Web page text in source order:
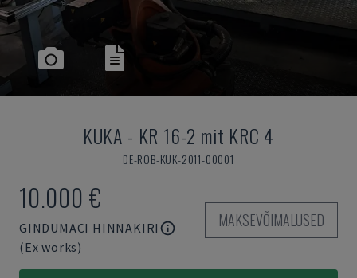
KUKA - KR 16-2 mit KRC 4
DE-ROB-KUK-2011-00001
10.000 €
GINDUMACI HINNAKIRI
(Ex works)
MAKSEVÕIMALUSED